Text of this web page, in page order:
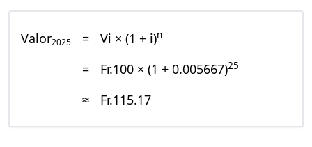
Valor2025 = Vi × (1 + i)n
= Fr.100 × (1 + 0.005667)25
≈ Fr.115.17